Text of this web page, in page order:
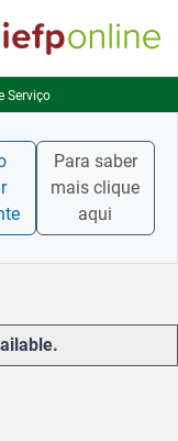
Serviço
Para saber
mais clique
aqui